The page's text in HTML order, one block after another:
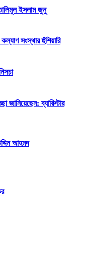
ইসলাম জুনু
সংস্থার হুঁশিয়ারি
জানিয়েছেন: ব্যারিস্টার
আহমদ